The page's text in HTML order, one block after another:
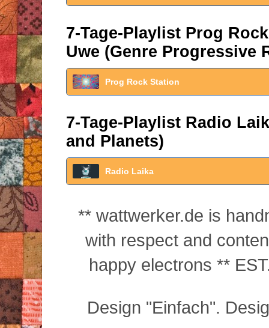
7-Tage-Playlist Prog
Uwe (Genre Progressive
Prog Rock Station
7-Tage-Playlist Radio
and Planets)
Radio Laika
** wattwerker.de is
with respect and
happy electrons **
Design "Einfach".